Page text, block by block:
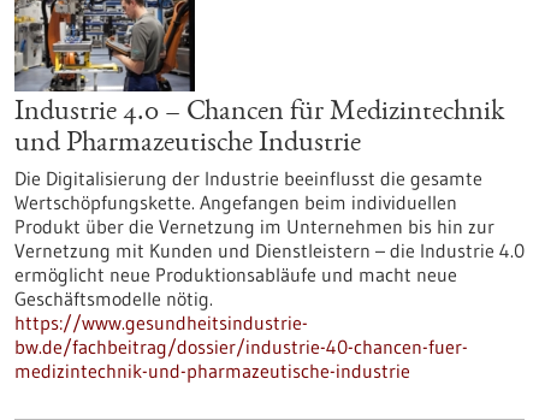
Industrie 4.0 – Chancen für Medizintechnik
und Pharmazeutische Industrie
Die Digitalisierung der Industrie beeinflusst die gesamte
Wertschöpfungskette. Angefangen beim individuellen
Produkt über die Vernetzung im Unternehmen bis hin zur
Vernetzung mit Kunden und Dienstleistern – die Industrie 4.0
ermöglicht neue Produktionsabläufe und macht neue
Geschäftsmodelle nötig.
https://www.gesundheitsindustrie-
bw.de/fachbeitrag/dossier/industrie-40-chancen-fuer-
medizintechnik-und-pharmazeutische-industrie